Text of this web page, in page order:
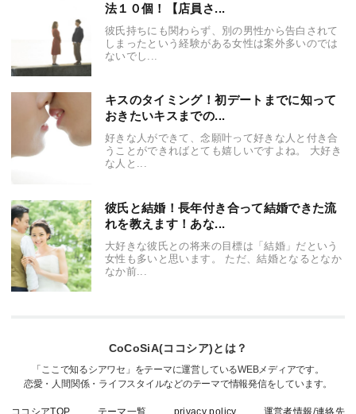
法１０個！【店員さ...
彼氏持ちにも関わらず、別の男性から告白されて
しまったという経験がある女性は案外多いのでは
ないでし...
キスのタイミング！初デートまでに知って
おきたいキスまでの...
好きな人ができて、念願叶って好きな人と付き合
うことができればとても嬉しいですよね。 大好き
な人と...
彼氏と結婚！長年付き合って結婚できた流
れを教えます！あな...
大好きな彼氏との将来の目標は「結婚」だという
女性も多いと思います。 ただ、結婚となるとなか
なか前...
ココシアTOP テーマ一覧 privacy policy 運営者情報/連絡先
CoCoSiA(ココシア)とは？
「ここで知るシアワセ」をテーマに運営しているWEBメディアです。
恋愛・人間関係・ライフスタイルなどのテーマで情報発信をしています。